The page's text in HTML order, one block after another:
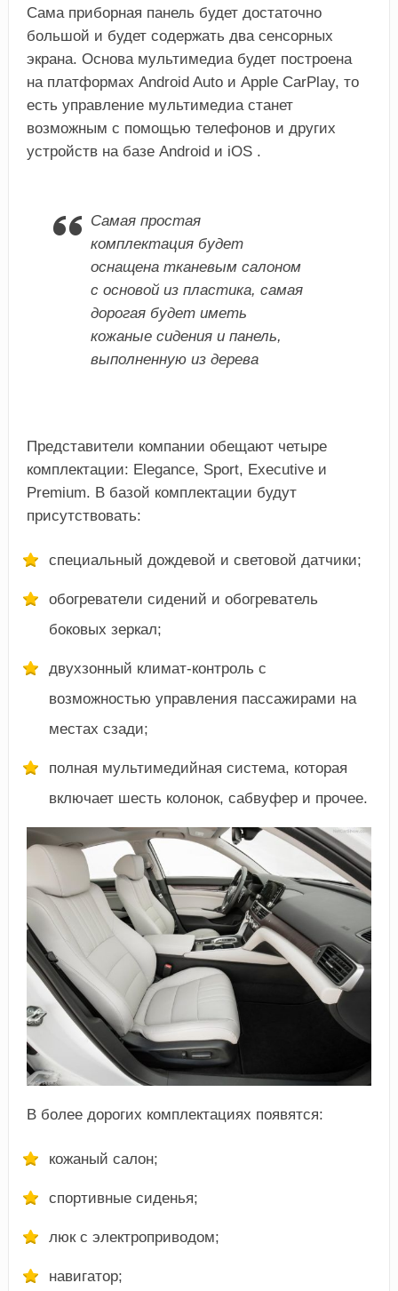
Сама приборная панель будет достаточно
большой и будет содержать два сенсорных
экрана. Основа мультимедиа будет построена
на платформах Android Auto и Apple CarPlay, то
есть управление мультимедиа станет
возможным с помощью телефонов и других
устройств на базе Android и iOS .
Самая простая
комплектация будет
оснащена тканевым салоном
с основой из пластика, самая
дорогая будет иметь
кожаные сидения и панель,
выполненную из дерева
Представители компании обещают четыре
комплектации: Elegance, Sport, Executive и
Premium. В базой комплектации будут
присутствовать:
специальный дождевой и световой датчики;
обогреватели сидений и обогреватель
боковых зеркал;
двухзонный климат-контроль с
возможностью управления пассажирами на
местах сзади;
полная мультимедийная система, которая
включает шесть колонок, сабвуфер и прочее.
В более дорогих комплектациях появятся:
кожаный салон;
спортивные сиденья;
люк с электроприводом;
навигатор;